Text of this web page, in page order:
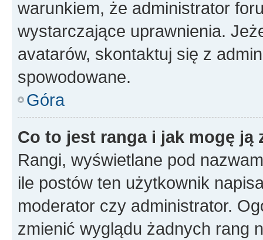
warunkiem, że administrator
wystarczające uprawnienia.
avatarów, skontaktuj się z
spowodowane.
Góra
Co to jest ranga i jak mogę ją
Rangi, wyświetlane pod
ile postów ten użytkownik
moderator czy administrator.
zmienić wyglądu żadnych rang